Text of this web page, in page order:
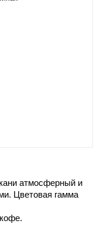
атмосферный и
Цветовая гамма